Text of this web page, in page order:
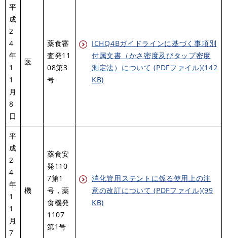
平
成
2
4
年
1
1
月
8
日
医
薬食審
査発11
08第3
号
ICHQ4Bガイドラインに基づく事項別
付属文書（かさ密度及びタップ密度
測定法）について (PDFファイル)(142
KB)
平
成
2
4
年
1
1
月
7
機
薬食安
発110
7第1
号，薬
食機発
1107
第1号
消化管用ステントに係る使用上の注
意の改訂について (PDFファイル)(99
KB)